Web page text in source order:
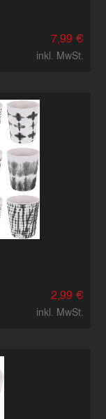
7,99 €
inkl. MwSt.
2,99 €
inkl. MwSt.